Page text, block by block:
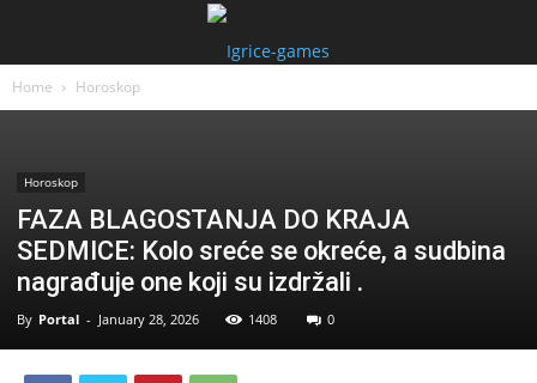
Home Horoskop
Horoskop
FAZA BLAGOSTANJA DO KRAJA
SEDMICE: Kolo sreće se okreće, a sudbina
nagrađuje one koji su izdržali .
By Portal - January 28, 2026 1408 0